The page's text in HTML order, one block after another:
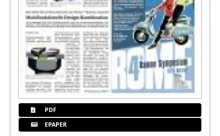
PDF
EPAPER